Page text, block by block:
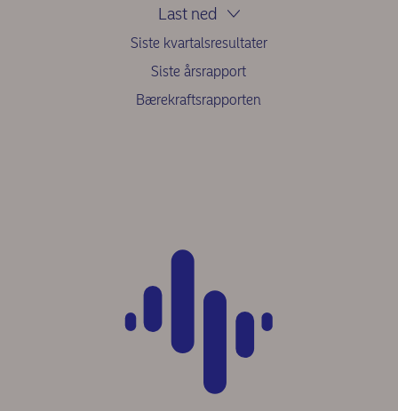
Last ned
Siste kvartalsresultater
Siste årsrapport
Bærekraftsrapporten